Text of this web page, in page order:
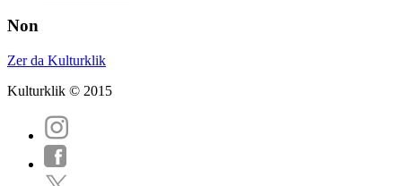
Non
Zer da Kulturklik
Kulturklik © 2015